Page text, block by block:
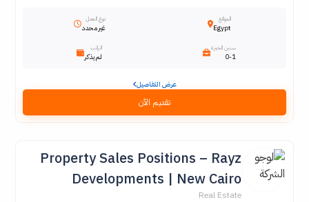
الموقع
Egypt
نوع العمل
غير محدد
سنين الخبرة
0-1
الراتب
لم يذكر
عرض التفاصيل
تقديم الآن
Property Sales Positions – Rayz
Developments | New Cairo
Real Estate